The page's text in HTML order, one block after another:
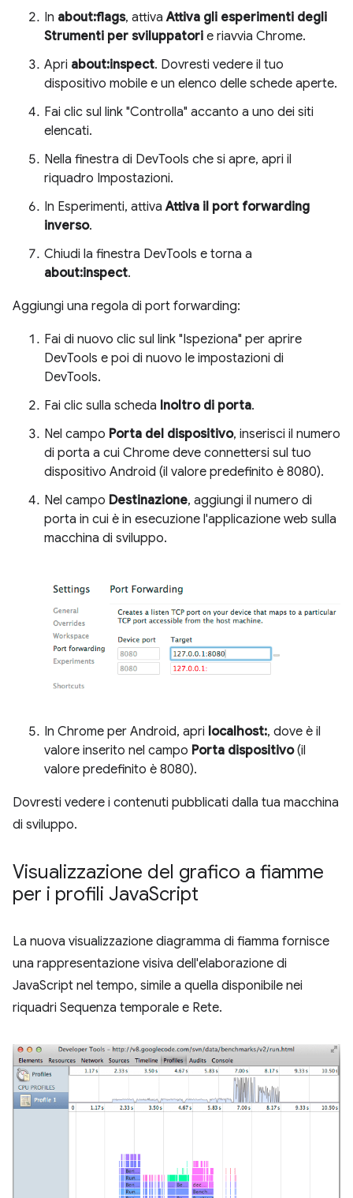
In about:flags, attivaAttiva gli esperimenti degli
Strumenti per sviluppatori e riavvia Chrome.
Apri about:inspect. Dovresti vedere il tuo
dispositivo mobile e un elenco delle schede aperte.
Fai clic sul link "Controlla" accanto a uno dei siti
elencati.
Nella finestra di DevTools che si apre, apri il
riquadro Impostazioni.
In Esperimenti, attivaAttiva il port forwarding
inverso.
Chiudi la finestra DevTools e torna a
about:inspect.
Aggiungi una regola di port forwarding:
Fai di nuovo clic sul link "Ispeziona" per aprire
DevTools e poi di nuovo le impostazioni di
DevTools.
Fai clic sulla scheda Inoltro di porta.
Nel campo Porta del dispositivo, inserisci il numero
di porta a cui Chrome deve connettersi sul tuo
dispositivo Android (il valore predefinito è 8080).
Nel campo Destinazione, aggiungi il numero di
porta in cui è in esecuzione l'applicazione web sulla
macchina di sviluppo.
In Chrome per Android, apri localhost:, dove è il
valore inserito nel campo Porta dispositivo(il
valore predefinito è 8080).
Dovresti vedere i contenuti pubblicati dalla tua macchina
di sviluppo.
Visualizzazione del grafico a fiamme
per i profili JavaScript
La nuova visualizzazione diagramma di fiamma fornisce
una rappresentazione visiva dell'elaborazione di
JavaScript nel tempo, simile a quella disponibile nei
riquadri Sequenza temporale e Rete.